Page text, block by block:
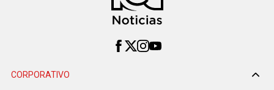
CORPORATIVO